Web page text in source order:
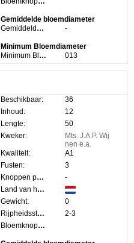
Gemiddelde bloemdiameter
Gemiddelde bloemdiameter:
-
Minimum Bloemdiameter
Minimum Bloemdiameter:
013
Beschikbaar:
36
Inhoud:
12
Lengte:
50
Kweker:
Mts. J.A.P. Wij
nen e.a.
Kwaliteit:
A1
Fusten:
3
Knoppen per steel:
-
Land van herkomst:
Gewicht:
0
Rijpheidsstadium:
2-3
Bloemknop Hoogte: